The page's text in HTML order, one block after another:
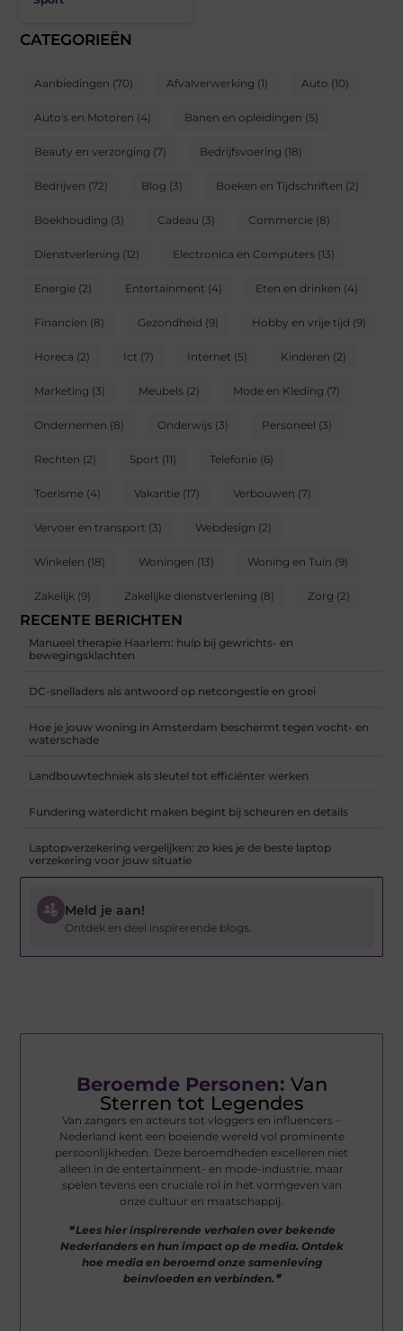
CATEGORIEËN
Aanbiedingen (70) Afvalverwerking (1) Auto (10)
Auto's en Motoren (4) Banen en opleidingen (5)
Beauty en verzorging (7) Bedrijfsvoering (18)
Bedrijven (72) Blog (3) Boeken en Tijdschriften (2)
Boekhouding (3) Cadeau (3) Commercie (8)
Dienstverlening (12) Electronica en Computers (13)
Energie (2) Entertainment (4) Eten en drinken (4)
Financien (8) Gezondheid (9) Hobby en vrije tijd (9)
Horeca (2) Ict (7) Internet (5) Kinderen (2)
Marketing (3) Meubels (2) Mode en Kleding (7)
Ondernemen (8) Onderwijs (3) Personeel (3)
Rechten (2) Sport (11) Telefonie (6)
Toerisme (4) Vakantie (17) Verbouwen (7)
Vervoer en transport (3) Webdesign (2)
Winkelen (18) Woningen (13) Woning en Tuin (9)
Zakelijk (9) Zakelijke dienstverlening (8) Zorg (2)
RECENTE BERICHTEN
Manueel therapie Haarlem: hulp bij gewrichts- en
bewegingsklachten
DC-snelladers als antwoord op netcongestie en groei
Hoe je jouw woning in Amsterdam beschermt tegen vocht- en
waterschade
Landbouwtechniek als sleutel tot efficiënter werken
Fundering waterdicht maken begint bij scheuren en details
Laptopverzekering vergelijken: zo kies je de beste laptop
verzekering voor jouw situatie
Meld je aan!
Ontdek en deel inspirerende blogs.
Beroemde Personen: Van
Sterren tot Legendes
Van zangers en acteurs tot vloggers en influencers –
Nederland kent een boeiende wereld vol prominente
persoonlijkheden. Deze beroemdheden excelleren niet
alleen in de entertainment- en mode-industrie, maar
spelen tevens een cruciale rol in het vormgeven van
onze cultuur en maatschappij.
❝ Lees hier inspirerende verhalen over bekende
Nederlanders en hun impact op de media. Ontdek
hoe media en beroemd onze samenleving
beïnvloeden en verbinden.❞